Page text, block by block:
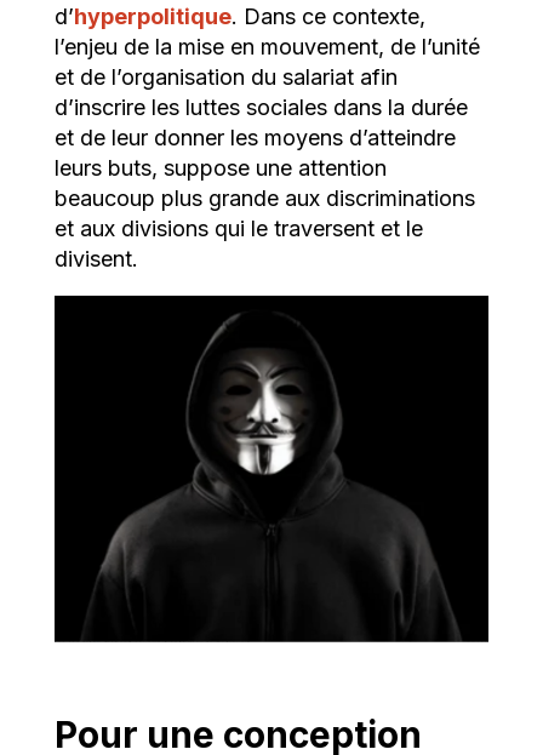
d’hyperpolitique. Dans ce contexte,
l’enjeu de la mise en mouvement, de l’unité
et de l’organisation du salariat afin
d’inscrire les luttes sociales dans la durée
et de leur donner les moyens d’atteindre
leurs buts, suppose une attention
beaucoup plus grande aux discriminations
et aux divisions qui le traversent et le
divisent.
Pour une conception